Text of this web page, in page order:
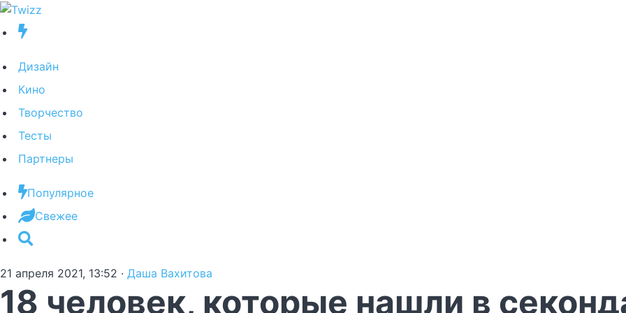
Дизайн
Кино
Творчество
Тесты
Партнеры
Популярное
Свежее
21 апреля 2021, 13:52 · Даша Вахитова
18 человек, которые нашли в